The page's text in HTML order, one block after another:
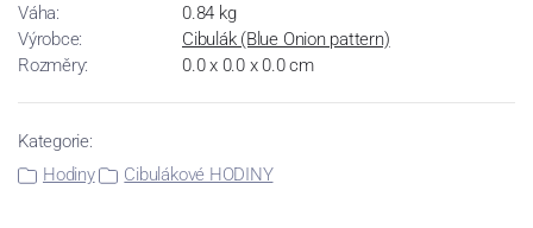
Váha:
0.84 kg
Výrobce:
Cibulák (Blue Onion pattern)
Rozměry:
0.0 x 0.0 x 0.0 cm
Kategorie:
Hodiny
Cibulákové HODINY